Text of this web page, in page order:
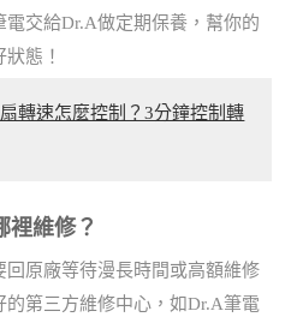
電交給Dr.A做定期保養，幫你的
態！
轉速怎麼控制？3分鐘控制轉
裡維修？
原廠等待漫長時間或高額維修
第三方維修中心，如Dr.A筆電